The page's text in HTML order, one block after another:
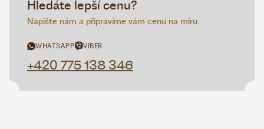
Hledáte lepší cenu?
Napište nám a připravíme vám cenu na míru.
WHATSAPP VIBER
+420 775 138 346